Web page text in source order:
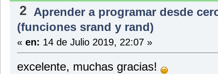
2 Aprender a programar desde
(funciones srand y rand)
« en: 14 de Julio 2019, 22:07 »
excelente, muchas gracias!